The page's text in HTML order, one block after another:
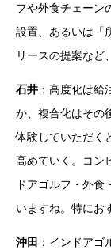
フや外食チェーン
設置、あるいは「
リースの提案など
石井 ：高度化は
か、複合化はその
体験していただく
高めていく。コン
ドアゴルフ・外
いますね。特にお
沖田 ：インドア